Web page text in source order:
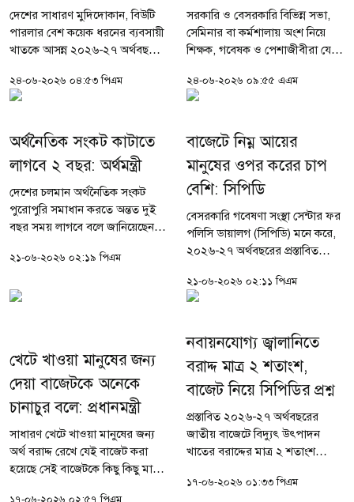
দেশের সাধারণ মুদিদোকান, বিউটি
পারলার বেশ কয়েক ধরনের ব্যবসায়ী
খাতকে আসন্ন ২০২৬-২৭ অর্থবছরে
আওতায় আনার পরিকল্পনা করছে
সরকার। বুধবার (২৪ জুন) সংসদ...
২৪-০৬-২০২৬ ০৪:৫৩ পিএম
সরকারি ও বেসরকারি বিভিন্ন সভা,
সেমিনার বা কর্মশালায় অংশ নিয়ে
শিক্ষক, গবেষক ও পেশাজীবীরা যে
করের হার বাড়ানো হয়েছে। আগামী
২০২৬-২৭ অর্থবছরের প্রস্তাবিত
২৪-০৬-২০২৬ ০৯:৫৫ এএম
অর্থনৈতিক সংকট কাটাতে
লাগবে ২ বছর: অর্থমন্ত্রী
দেশের চলমান অর্থনৈতিক সংকট
পুরোপুরি সমাধান করতে অন্তত দুই
বছর সময় লাগবে বলে জানিয়েছেন
চৌধুরী। তিনি উল্লেখ করেন, পূর্ববর্তী
বোঝা...
২১-০৬-২০২৬ ০২:১৯ পিএম
বাজেটে নিম্ন আয়ের
মানুষের ওপর করের চাপ
বেশি: সিপিডি
বেসরকারি গবেষণা সংস্থা সেন্টার ফর
পলিসি ডায়ালগ (সিপিডি) মনে করে,
২০২৬-২৭ অর্থবছরের প্রস্তাবিত
কাঠামোতে বড় ধরনের বৈষম্য তৈরি
হয়েছে। সংস্থাটি বলেছে, নতুন...
২১-০৬-২০২৬ ০২:১১ পিএম
খেটে খাওয়া মানুষের জন্য
দেয়া বাজেটকে অনেকে
চানাচুর বলে: প্রধানমন্ত্রী
সাধারণ খেটে খাওয়া মানুষের জন্য
অর্থ বরাদ্দ রেখে যেই বাজেট করা
হয়েছে সেই বাজেটকে কিছু কিছু মানুষ
নবায়নযোগ্য জ্বালানিতে
বরাদ্দ মাত্র ২ শতাংশ,
বাজেট নিয়ে সিপিডির প্রশ্ন
প্রস্তাবিত ২০২৬-২৭ অর্থবছরের
জাতীয় বাজেটে বিদ্যুৎ উৎপাদন
খাতের বরাদ্দের মাত্র ২ শতাংশ
হয়েছে বলে জানিয়েছে গবেষণা সংস্থা
১৭-০৬-২০২৬ ০১:৩৩ পিএম